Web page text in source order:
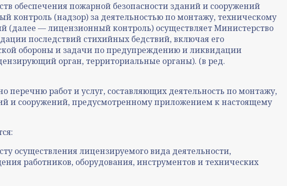
обеспечения пожарной безопасности зданий и сооружений
(надзор) за деятельностью по монтажу, техническому
(далее — лицензионный контроль) осуществляет Министерство
последствий стихийных бедствий, включая его
обороны и задачи по предупреждению и ликвидации
орган, территориальные органы). (в ред.
перечню работ и услуг, составляющих деятельность по монтажу,
и сооружений, предусмотренному приложением к настоящему
осуществления лицензируемого вида деятельности,
работников, оборудования, инструментов и технических